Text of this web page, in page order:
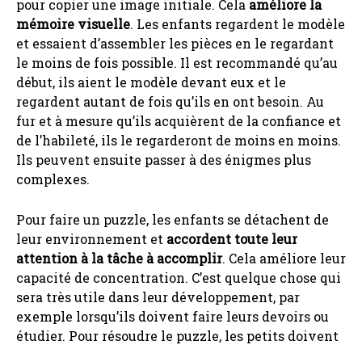
pour copier une image initiale. Cela améliore la
mémoire visuelle. Les enfants regardent le modèle
et essaient d’assembler les pièces en le regardant
le moins de fois possible. Il est recommandé qu’au
début, ils aient le modèle devant eux et le
regardent autant de fois qu’ils en ont besoin. Au
fur et à mesure qu’ils acquièrent de la confiance et
de l’habileté, ils le regarderont de moins en moins.
Ils peuvent ensuite passer à des énigmes plus
complexes.
Pour faire un puzzle, les enfants se détachent de
leur environnement et accordent toute leur
attention à la tâche à accomplir. Cela améliore leur
capacité de concentration. C’est quelque chose qui
sera très utile dans leur développement, par
exemple lorsqu’ils doivent faire leurs devoirs ou
étudier. Pour résoudre le puzzle, les petits doivent